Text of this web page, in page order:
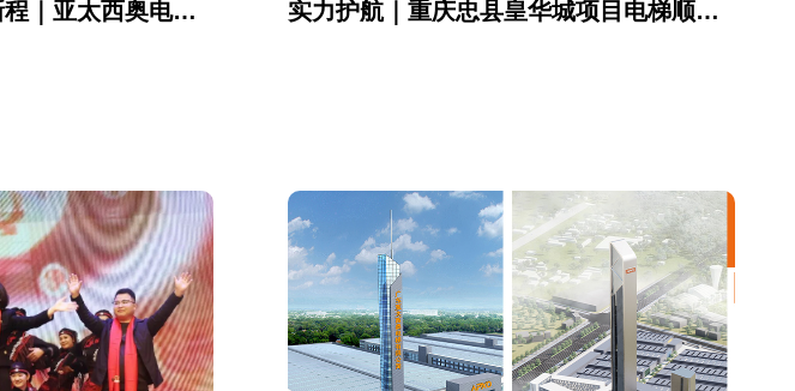
步履踏春潮，毅行赴新程｜亚太西奥电梯与城市共赴50km徒步圆满收官！ 实力护航｜重庆忠县皇华城项目电梯顺利到场，安装新篇章正式启幕！